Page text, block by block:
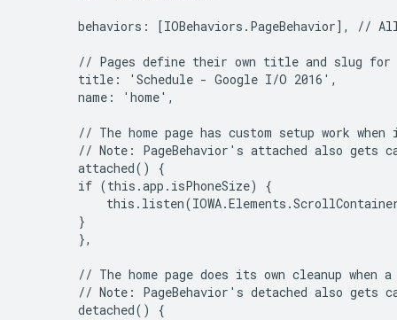
behaviors: [IOBehaviors.PageBehavior], //
// Pages define their own title and slug for
        title: 'Schedule - Google I/O 2016',
        name: 'home',
// The home page has custom setup work when
// Note: PageBehavior's attached also gets
        attached() {
        if (this.app.isPhoneSize) {
        }
        },
// The home page does its own cleanup when
// Note: PageBehavior's detached also gets
        detached() {